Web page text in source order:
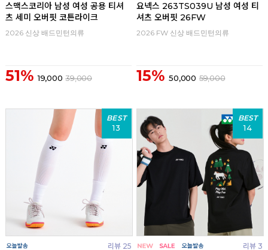
스맥스코리아 남성 여성 공용 티셔
츠 세미 오버핏 코튼라이크
2026 신상 배드민턴의류
51% 19,000 39,000
요넥스 263TS039U 남성 여성 티
셔츠 오버핏 26FW
2026 FW 신상 배드민턴의류
15% 50,000 59,000
BEST
13
리뷰 25
BEST
14
리뷰 3